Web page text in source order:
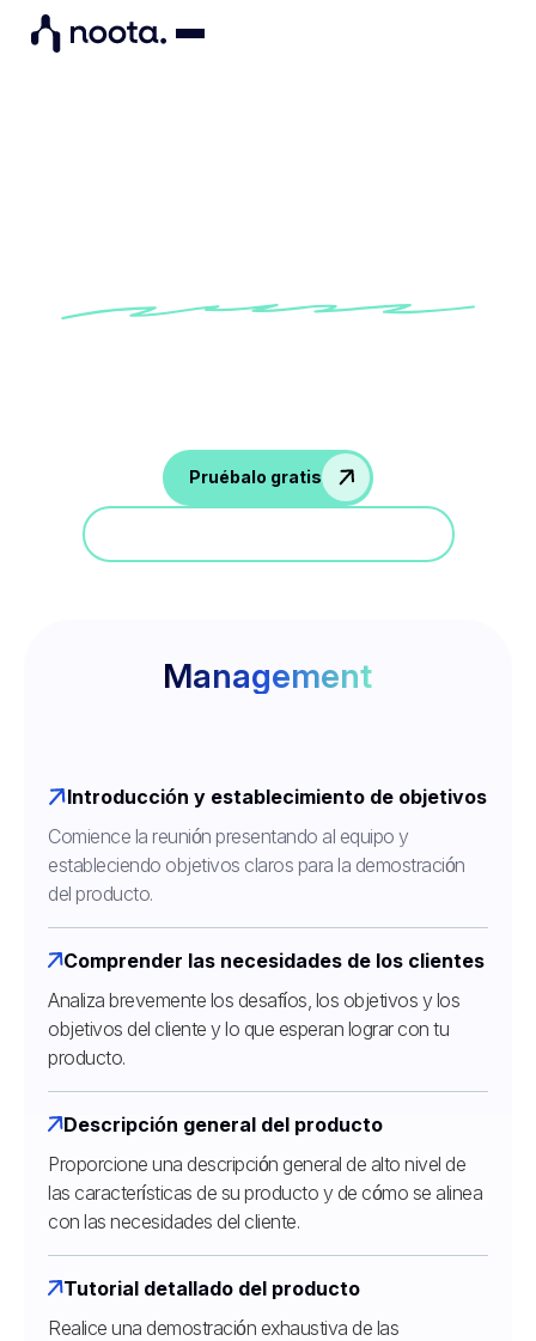
Pruébalo gratis
Management
Introducción y establecimiento de objetivos
Comience la reunión presentando al equipo y
estableciendo objetivos claros para la demostración
del producto.
Comprender las necesidades de los clientes
Analiza brevemente los desafíos, los objetivos y los
objetivos del cliente y lo que esperan lograr con tu
producto.
Descripción general del producto
Proporcione una descripción general de alto nivel de
las características de su producto y de cómo se alinea
con las necesidades del cliente.
Tutorial detallado del producto
Realice una demostración exhaustiva de las